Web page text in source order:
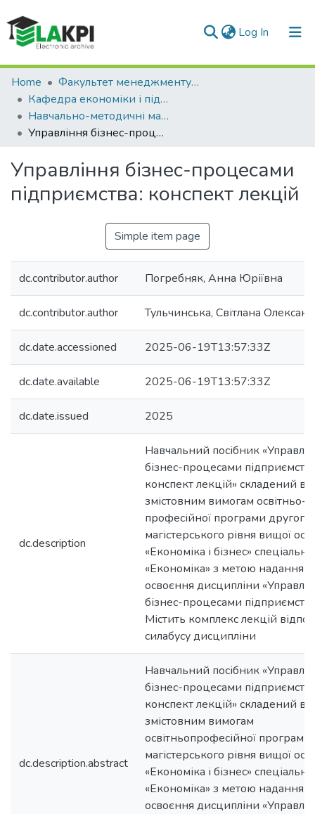
Log In (current)
Communities & Collections
All of DSpace
Statistics
Home
Факультет менеджменту та маркетингу (ФММ)
Кафедра економіки і підприємництва (КЕП)
Навчально-методичні матеріали (КЕП)
Управління бізнес-процесами підприємства: конспект лекцій
Управління бізнес-процесами
підприємства: конспект лекцій
Simple item page
dc.contributor.author Погребняк, Анна Юріївна
dc.contributor.author Тульчинська, Світлана
dc.date.accessioned 2025-06-19T13:57:33Z
dc.date.available 2025-06-19T13:57:33Z
dc.date.issued 2025
dc.description
Навчальний посібник
бізнес-процесами
конспект лекцій» складений
змістовним вимогам освітньо-
професійної програми другого
магістерського рівня вищої
«Економіка і бізнес»
«Економіка» з метою надання
освоєння дисципліни
бізнес-процесами
Містить комплекс лекцій
силабусу дисципліни
dc.description.abstract
Навчальний посібник
бізнес-процесами
конспект лекцій» складений
змістовним вимогам
освітньопрофесійної програми
магістерського рівня вищої
«Економіка і бізнес»
«Економіка» з метою надання
освоєння дисципліни